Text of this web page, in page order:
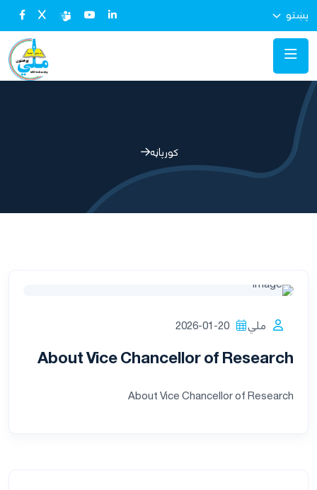
پښتو
کورپاڼه
ملي 2026-01-20
About Vice Chancellor of Research
About Vice Chancellor of Research